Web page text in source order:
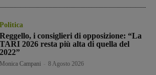
Politica
Reggello, i consiglieri di opposizione: “La
TARI 2026 resta più alta di quella del
2022”
Monica Campani 8 Agosto 2026